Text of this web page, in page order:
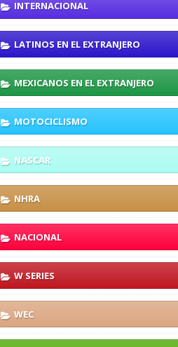
INTERNACIONAL
LATINOS EN EL EXTRANJERO
MEXICANOS EN EL EXTRANJERO
MOTOCICLISMO
NASCAR
NHRA
NACIONAL
W SERIES
WEC